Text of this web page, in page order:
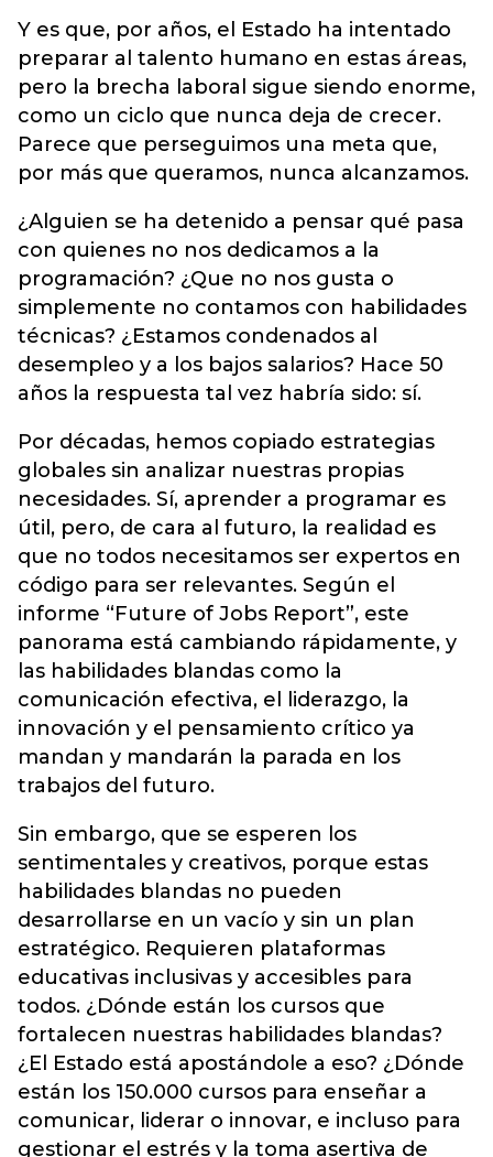
Y es que, por años, el Estado ha intentado
preparar al talento humano en estas áreas,
pero la brecha laboral sigue siendo enorme,
como un ciclo que nunca deja de crecer.
Parece que perseguimos una meta que,
por más que queramos, nunca alcanzamos.
¿Alguien se ha detenido a pensar qué pasa
con quienes no nos dedicamos a la
programación? ¿Que no nos gusta o
simplemente no contamos con habilidades
técnicas? ¿Estamos condenados al
desempleo y a los bajos salarios? Hace 50
años la respuesta tal vez habría sido: sí.
Por décadas, hemos copiado estrategias
globales sin analizar nuestras propias
necesidades. Sí, aprender a programar es
útil, pero, de cara al futuro, la realidad es
que no todos necesitamos ser expertos en
código para ser relevantes. Según el
informe “Future of Jobs Report”, este
panorama está cambiando rápidamente, y
las habilidades blandas como la
comunicación efectiva, el liderazgo, la
innovación y el pensamiento crítico ya
mandan y mandarán la parada en los
trabajos del futuro.
Sin embargo, que se esperen los
sentimentales y creativos, porque estas
habilidades blandas no pueden
desarrollarse en un vacío y sin un plan
estratégico. Requieren plataformas
educativas inclusivas y accesibles para
todos. ¿Dónde están los cursos que
fortalecen nuestras habilidades blandas?
¿El Estado está apostándole a eso? ¿Dónde
están los 150.000 cursos para enseñar a
comunicar, liderar o innovar, e incluso para
gestionar el estrés y la toma asertiva de